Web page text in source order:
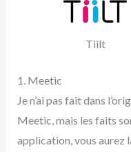
Tiilt
1. Meetic
Je n’ai pas fait dans
Meetic, mais les faits
application, vous aurez